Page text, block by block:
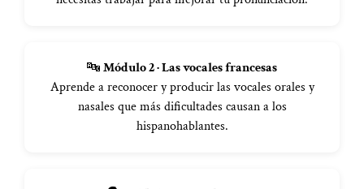
🔤Módulo 2 · Las vocales francesas
Aprende a reconocer y producir las vocales orales y
nasales que más dificultades causan a los
hispanohablantes.